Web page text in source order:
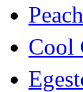
Cool